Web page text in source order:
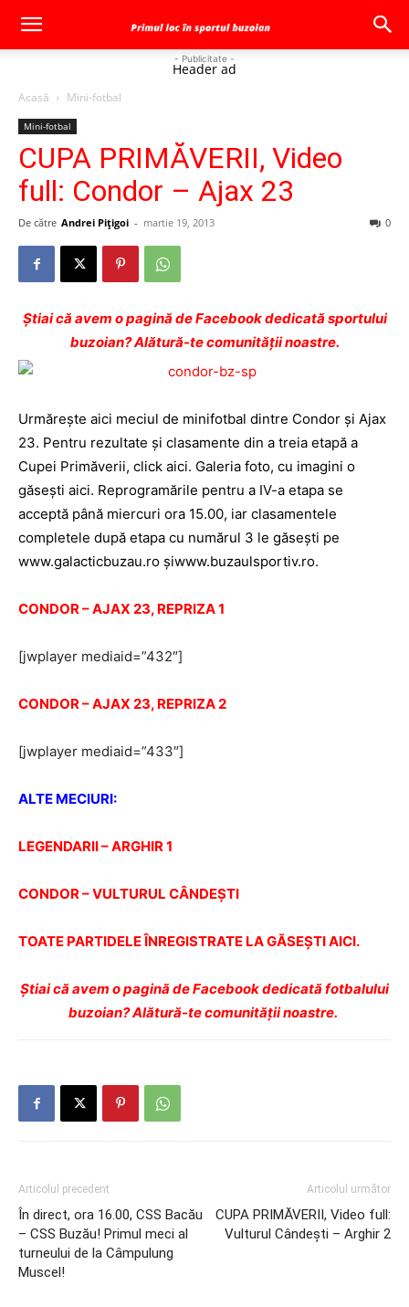
- Publicitate -
Header ad
Acasă Mini-fotbal
Mini-fotbal
CUPA PRIMĂVERII, Video
full: Condor – Ajax 23
De către Andrei Pițigoi - martie 19, 2013 0
Ştiai că avem o pagină de Facebook dedicată sportului
buzoian? Alătură-te comunității noastre.
Urmăreşte aici meciul de minifotbal dintre Condor şi Ajax
23. Pentru rezultate şi clasamente din a treia etapă a
Cupei Primăverii, click aici. Galeria foto, cu imagini o
găseşti aici. Reprogramările pentru a IV-a etapa se
acceptă până miercuri ora 15.00, iar clasamentele
completele după etapa cu numărul 3 le găseşti pe
www.galacticbuzau.ro şiwww.buzaulsportiv.ro.
CONDOR – AJAX 23, REPRIZA 1
[jwplayer mediaid=”432″]
CONDOR – AJAX 23, REPRIZA 2
[jwplayer mediaid=”433″]
ALTE MECIURI:
LEGENDARII – ARGHIR 1
CONDOR – VULTURUL CÂNDEŞTI
TOATE PARTIDELE ÎNREGISTRATE LA GĂSEŞTI AICI.
Ştiai că avem o pagină de Facebook dedicată fotbalului
buzoian? Alătură-te comunității noastre.
Articolul precedent
În direct, ora 16.00, CSS Bacău
– CSS Buzău! Primul meci al
turneului de la Câmpulung
Muscel!
Articolul următor
CUPA PRIMĂVERII, Video full:
Vulturul Cândeşti – Arghir 2